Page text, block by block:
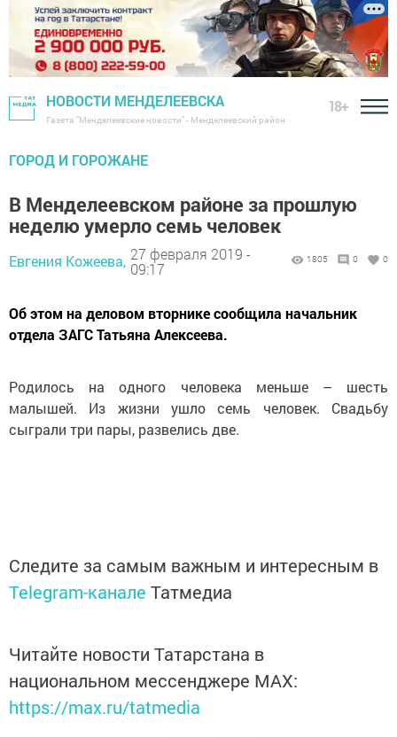
НОВОСТИ МЕНДЕЛЕЕВСКА
Газета "Менделеевские новости" - Менделеевский район
18+
ГОРОД И ГОРОЖАНЕ
В Менделеевском районе за прошлую
неделю умерло семь человек
Евгения Кожеева, 27 февраля 2019 -
09:17
1805 0 0
Об этом на деловом вторнике сообщила начальник
отдела ЗАГС Татьяна Алексеева.
Родилось на одного человека меньше – шесть
малышей. Из жизни ушло семь человек. Свадьбу
сыграли три пары, развелись две.
Следите за самым важным и интересным в
Telegram-канале Татмедиа
Читайте новости Татарстана в
национальном мессенджере MАХ:
https://max.ru/tatmedia